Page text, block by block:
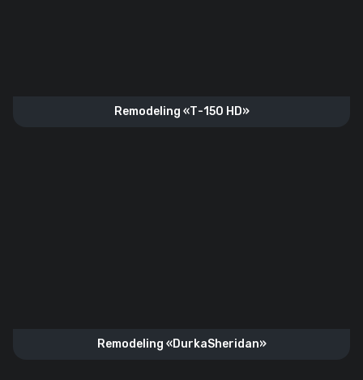
Remodeling «Т-150 HD»
Remodeling «DurkaSheridan»